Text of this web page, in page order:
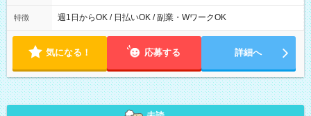
特徴 週1日からOK / 日払いOK / 副業・WワークOK
気になる！ 応募する 詳細へ